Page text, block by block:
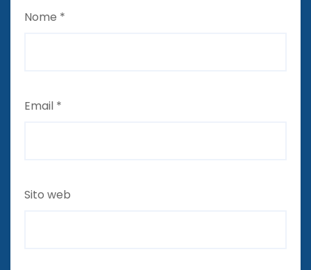
Nome *
Email *
Sito web